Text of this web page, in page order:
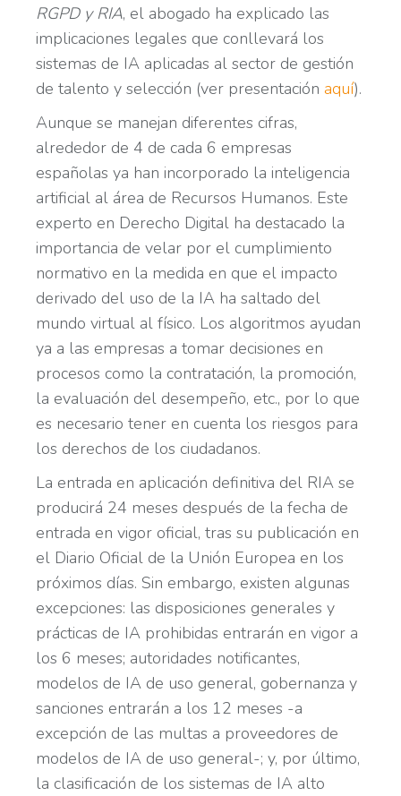
RGPD y RIA, el abogado ha explicado las
implicaciones legales que conllevará los
sistemas de IA aplicadas al sector de gestión
de talento y selección (ver presentación aquí).
Aunque se manejan diferentes cifras,
alrededor de 4 de cada 6 empresas
españolas ya han incorporado la inteligencia
artificial al área de Recursos Humanos. Este
experto en Derecho Digital ha destacado la
importancia de velar por el cumplimiento
normativo en la medida en que el impacto
derivado del uso de la IA ha saltado del
mundo virtual al físico. Los algoritmos ayudan
ya a las empresas a tomar decisiones en
procesos como la contratación, la promoción,
la evaluación del desempeño, etc., por lo que
es necesario tener en cuenta los riesgos para
los derechos de los ciudadanos.
La entrada en aplicación definitiva del RIA se
producirá 24 meses después de la fecha de
entrada en vigor oficial, tras su publicación en
el Diario Oficial de la Unión Europea en los
próximos días. Sin embargo, existen algunas
excepciones: las disposiciones generales y
prácticas de IA prohibidas entrarán en vigor a
los 6 meses; autoridades notificantes,
modelos de IA de uso general, gobernanza y
sanciones entrarán a los 12 meses -a
excepción de las multas a proveedores de
modelos de IA de uso general-; y, por último,
la clasificación de los sistemas de IA alto